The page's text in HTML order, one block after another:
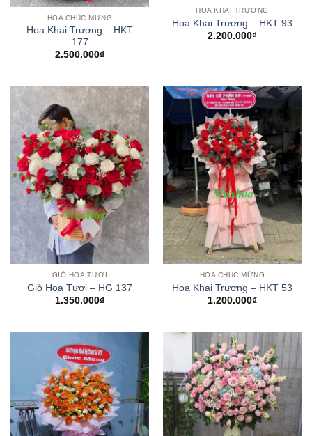
HOA CHÚC MỪNG
Hoa Khai Trương – HKT
177
2.500.000₫
HOA KHAI TRƯƠNG
Hoa Khai Trương – HKT 93
2.200.000₫
GIỎ HOA TƯƠI
Giỏ Hoa Tươi – HG 137
1.350.000₫
HOA CHÚC MỪNG
Hoa Khai Trương – HKT 53
1.200.000₫